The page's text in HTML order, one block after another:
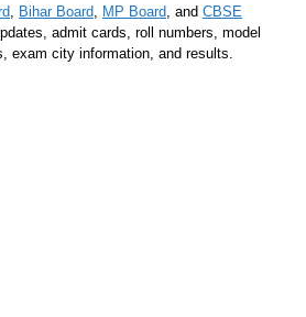
Bihar Board MP Board , and CBSE
admit cards, roll numbers, model
exam city information, and results.